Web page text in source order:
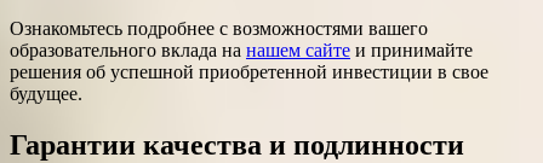
Ознакомьтесь подробнее с возможностями вашего
образовательного вклада на нашем сайте и принимайте
решения об успешной приобретенной инвестиции в свое
будущее.
Гарантии качества и подлинности